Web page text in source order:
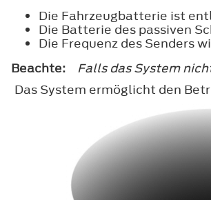
Die Fahrzeugbatterie ist
Die Batterie des passiven
Die Frequenz des Senders
Beachte:
Falls das System
Das System ermöglicht den